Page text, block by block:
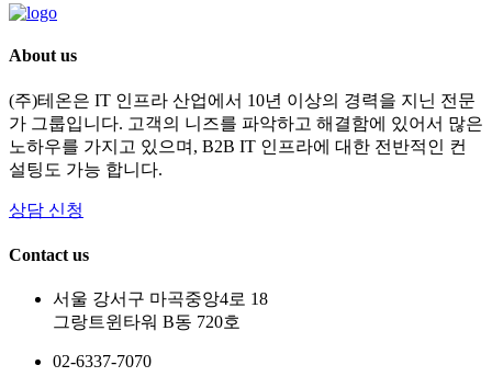
About us
(주)테온은 IT 인프라 산업에서 10년 이상의 경력을 지닌 전문
가 그룹입니다. 고객의 니즈를 파악하고 해결함에 있어서 많은
노하우를 가지고 있으며, B2B IT 인프라에 대한 전반적인 컨
설팅도 가능 합니다.
상담 신청
Contact us
서울 강서구 마곡중앙4로 18
그랑트윈타워 B동 720호
02-6337-7070